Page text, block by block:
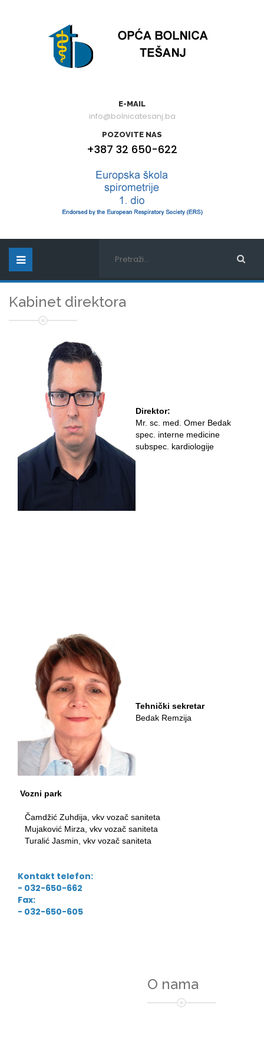
E-MAIL
info@bolnicatesanj.ba
POZOVITE NAS
+387 32 650-622
Kabinet direktora
Direktor:
Mr. sc. med. Omer Bedak
spec. interne medicine
subspec. kardiologije
Tehnički sekretar
Bedak Remzija
Vozni park
Čamdžić Zuhdija, vkv vozač saniteta
Mujaković Mirza, vkv vozač saniteta
Turalić Jasmin, vkv vozač saniteta
Kontakt telefon:
- 032-650-662
Fax:
- 032-650-605
O nama